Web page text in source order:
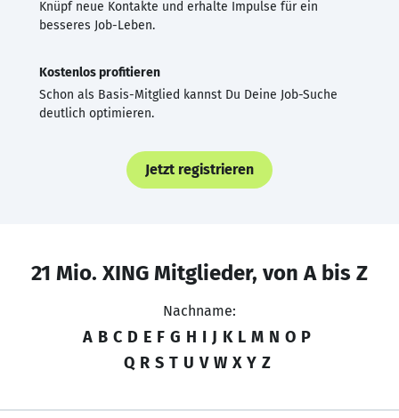
Knüpf neue Kontakte und erhalte Impulse für ein
besseres Job-Leben.
Kostenlos profitieren
Schon als Basis-Mitglied kannst Du Deine Job-Suche
deutlich optimieren.
Jetzt registrieren
21 Mio. XING Mitglieder, von A bis Z
Nachname:
A B C D E F G H I J K L M N O P
Q R S T U V W X Y Z